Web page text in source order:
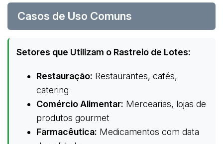
Casos de Uso Comuns
Setores que Utilizam o Rastreio de Lotes:
Restauração: Restaurantes, cafés,
catering
Comércio Alimentar: Mercearias, lojas de
produtos gourmet
Farmacêutica: Medicamentos com data